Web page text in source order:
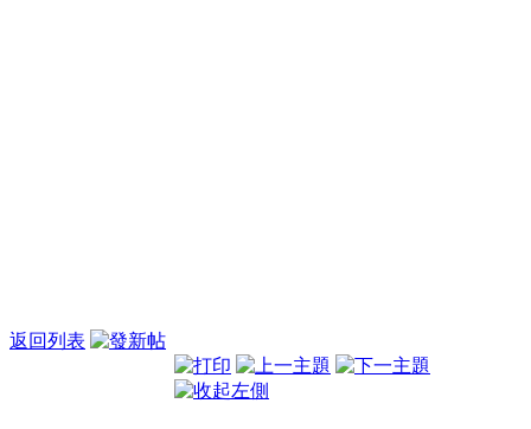
返回列表